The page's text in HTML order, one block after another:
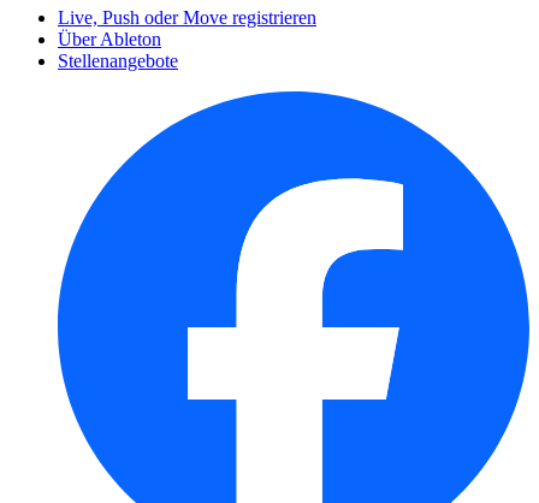
Live, Push oder Move registrieren
Über Ableton
Stellenangebote